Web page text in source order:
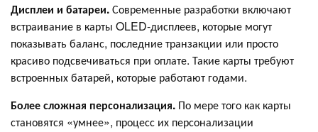
Дисплеи и батареи.Современные разработки включают
встраивание в карты OLED-дисплеев, которые могут
показывать баланс, последние транзакции или просто
красиво подсвечиваться при оплате. Такие карты требуют
встроенных батарей, которые работают годами.
Более сложная персонализация. По мере того как карты
становятся «умнее», процесс их персонализации